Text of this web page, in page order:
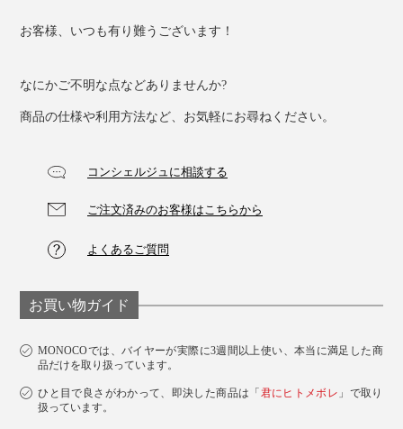
お客様、いつも有り難うございます！
なにかご不明な点などありませんか?
商品の仕様や利用方法など、お気軽にお尋ねください。
コンシェルジュに相談する
ご注文済みのお客様はこちらから
よくあるご質問
お買い物ガイド
MONOCOでは、バイヤーが実際に3週間以上使い、本当に満足した商
品だけを取り扱っています。
ひと目で良さがわかって、即決した商品は「 君にヒトメボレ 」で取り
扱っています。